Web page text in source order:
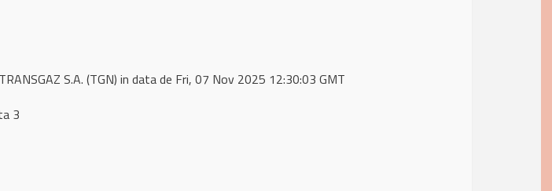
S.A. (TGN) in data de Fri, 07 Nov 2025 12:30:03 GMT
3